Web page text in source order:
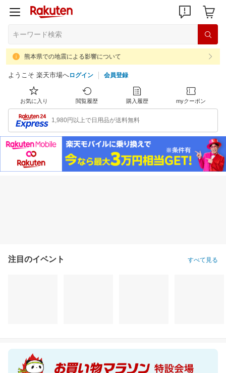
熊本県での地震による影響について
ようこそ 楽天市場へログイン 会員登録
お気に入り 閲覧履歴 購入履歴 myクーポン
1,980円以上で日用品が送料無料
注目のイベント すべて見る